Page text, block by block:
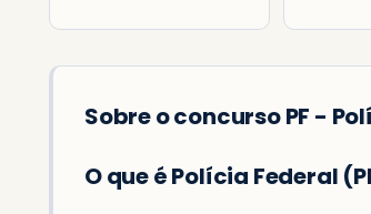
Sobre o concurso PF -
O que é Polícia Federal